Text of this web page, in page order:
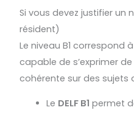
Si vous devez justifier un
résident)
Le niveau B1 correspond
capable de s’exprimer
cohérente sur des sujets
Le DELF B1 permet